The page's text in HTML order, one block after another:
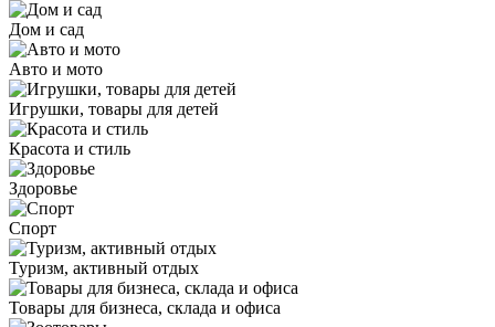
Дом и сад
Авто и мото
Игрушки, товары для детей
Красота и стиль
Здоровье
Спорт
Туризм, активный отдых
Товары для бизнеса, склада и офиса